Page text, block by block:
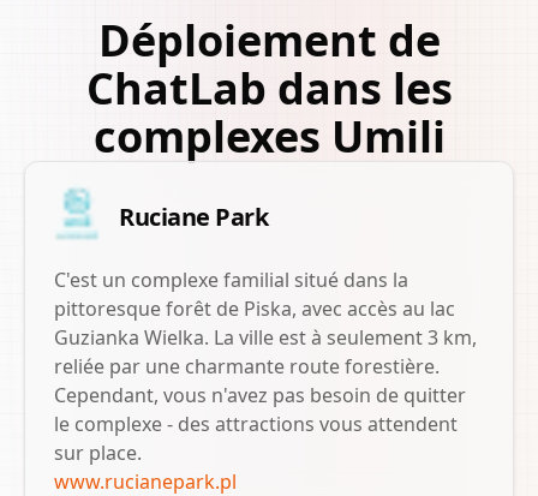
Déploiement de
ChatLab dans les
complexes Umili
Ruciane Park
C'est un complexe familial situé dans la
pittoresque forêt de Piska, avec accès au lac
Guzianka Wielka. La ville est à seulement 3 km,
reliée par une charmante route forestière.
Cependant, vous n'avez pas besoin de quitter
le complexe - des attractions vous attendent
sur place.
www.rucianepark.pl